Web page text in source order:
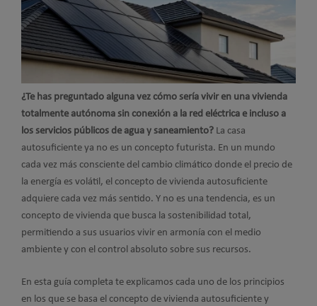
¿Te has preguntado alguna vez cómo sería vivir en una vivienda
totalmente autónoma sin conexión a la red eléctrica e incluso a
los servicios públicos de agua y saneamiento? La casa
autosuficiente ya no es un concepto futurista. En un mundo
cada vez más consciente del cambio climático donde el precio de
la energía es volátil, el concepto de vivienda autosuficiente
adquiere cada vez más sentido. Y no es una tendencia, es un
concepto de vivienda que busca la sostenibilidad total,
permitiendo a sus usuarios vivir en armonía con el medio
ambiente y con el control absoluto sobre sus recursos.
En esta guía completa te explicamos cada uno de los principios
en los que se basa el concepto de vivienda autosuficiente y